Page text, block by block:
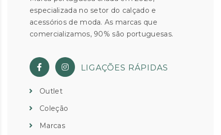
especializada no setor do calçado e
acessórios de moda. As marcas que
comercializamos, 90% são portuguesas.
LIGAÇÕES RÁPIDAS
Outlet
Coleção
Marcas